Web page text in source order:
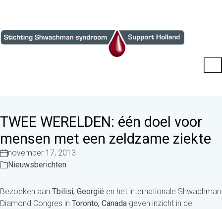
TWEE WERELDEN: één doel voor
mensen met een zeldzame ziekte
november 17, 2013
Nieuwsberichten
Bezoeken aan Tbilisi, Georgië en het internationale Shwachman
Diamond Congres in Toronto, Canada geven inzicht in de